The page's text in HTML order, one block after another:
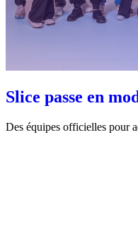
Slice passe en
Des équipes officielles pour